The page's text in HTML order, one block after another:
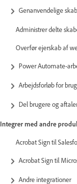
Genanvendelige
Administrer delte
Overfør ejerskab af
Power Automate-
Arbejdsforløb for
Del brugere og
Integrer med andre
Acrobat Sign til
Acrobat Sign til
Andre integrationer